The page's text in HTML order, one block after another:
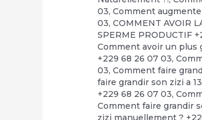
03,Comment
03,COMMENT AVOIR
SPERME PRODUCTIF
Comment avoir un plus
+229 68 26 07 03,
03,Comment faire
faire grandir son zizi a
+229 68 26 07 03,
Comment faire grandir